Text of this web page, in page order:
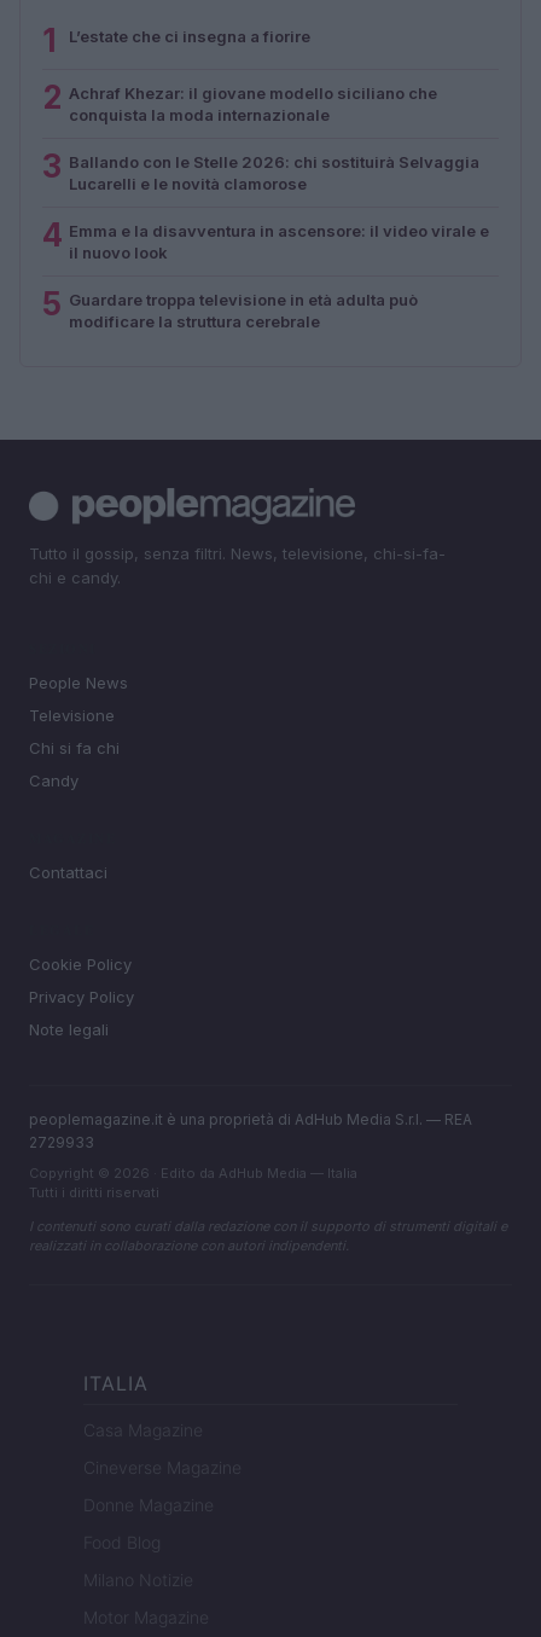
1 L’estate che ci insegna a fiorire
2 Achraf Khezar: il giovane modello siciliano che
conquista la moda internazionale
3 Ballando con le Stelle 2026: chi sostituirà Selvaggia
Lucarelli e le novità clamorose
4 Emma e la disavventura in ascensore: il video virale e
il nuovo look
5 Guardare troppa televisione in età adulta può
modificare la struttura cerebrale
Tutto il gossip, senza filtri. News, televisione, chi-si-fa-
chi e candy.
People News
Televisione
Chi si fa chi
Candy
Contattaci
Cookie Policy
Privacy Policy
Note legali
peoplemagazine.it è una proprietà di AdHub Media S.r.l. — REA
2729933
Copyright © 2026 · Edito da AdHub Media — Italia
Tutti i diritti riservati
I contenuti sono curati dalla redazione con il supporto di strumenti digitali e
realizzati in collaborazione con autori indipendenti.
ITALIA
Casa Magazine
Cineverse Magazine
Donne Magazine
Food Blog
Milano Notizie
Motor Magazine